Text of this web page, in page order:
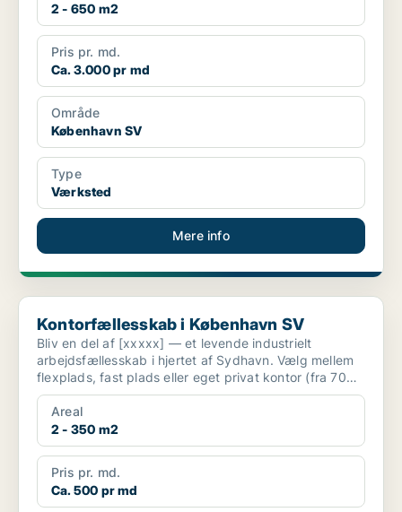
2 - 650 m2
Pris pr. md.
Ca. 3.000 pr md
Område
København SV
Type
Værksted
Mere info
Kontorfællesskab i København SV
Kontorfællesskab i København SV
Bliv en del af [xxxxx] — et levende industrielt
arbejdsfællesskab i hjertet af Sydhavn. Vælg mellem
flexplads, fast plads eller eget privat kontor (fra 700
k...
Areal
2 - 350 m2
Pris pr. md.
Ca. 500 pr md